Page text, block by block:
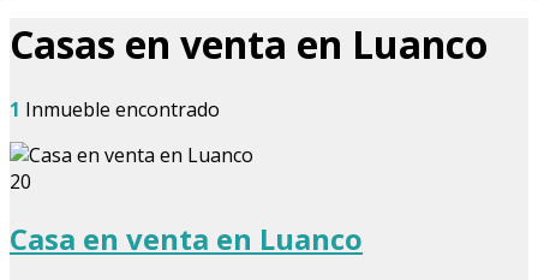
Casas en venta en Luanco
1 Inmueble encontrado
20
Casa en venta en Luanco